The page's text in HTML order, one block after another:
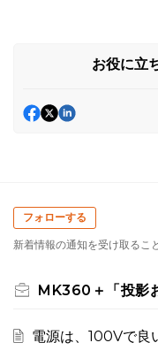
お役に立
フォローする
新着情報の通知を受け取るこ
MK360＋「投影
電源は、100Vで良